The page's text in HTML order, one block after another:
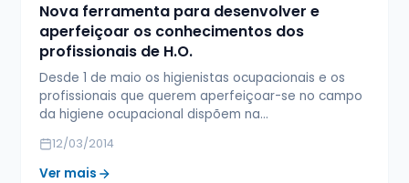
Nova ferramenta para desenvolver e
aperfeiçoar os conhecimentos dos
profissionais de H.O.
Desde 1 de maio os higienistas ocupacionais e os
profissionais que querem aperfeiçoar-se no campo
da higiene ocupacional dispõem na…
12/03/2014
Ver mais